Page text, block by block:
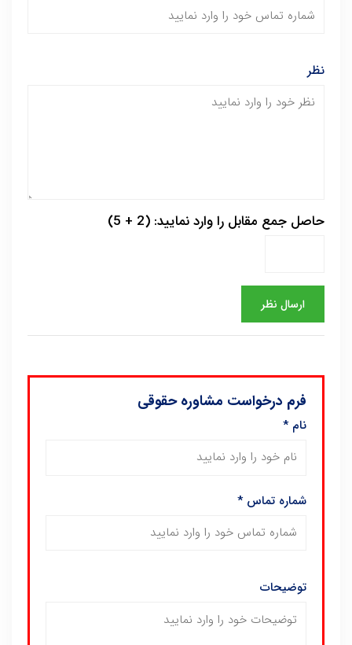
نظر
حاصل جمع مقابل را وارد نمایید: (2 + 5)
فرم درخواست مشاوره حقوقی
نام*
شماره تماس*
توضیحات